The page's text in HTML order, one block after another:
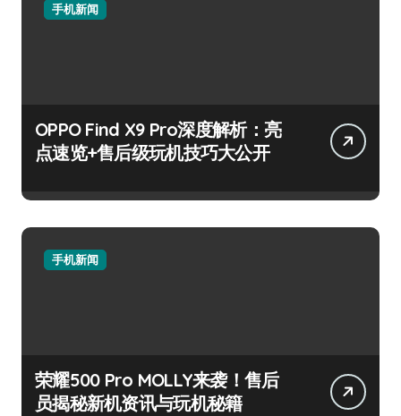
手机新闻
OPPO Find X9 Pro深度解析：亮
点速览+售后级玩机技巧大公开
手机新闻
荣耀500 Pro MOLLY来袭！售后
员揭秘新机资讯与玩机秘籍